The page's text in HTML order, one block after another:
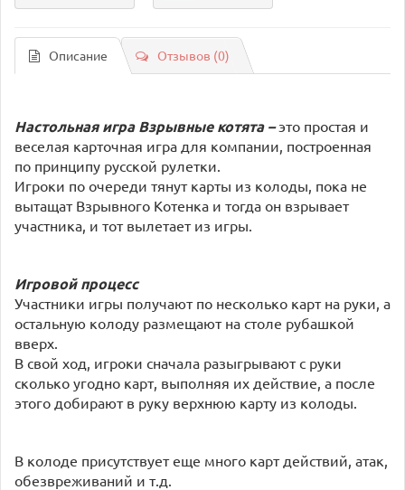
Описание Отзывов (0)
Настольная играВзрывные котята –это простая и
веселая карточная игра для компании, построенная
по принципу русской рулетки.
Игроки по очереди тянут карты из колоды, пока не
вытащат Взрывного Котенка и тогда он взрывает
участника, и тот вылетает из игры.
Игровой процесс
Участники игры получают по несколько карт на руки, а
остальную колоду размещают на столе рубашкой
вверх.
В свой ход, игроки сначала разыгрывают с руки
сколько угодно карт, выполняя их действие, а после
этого добирают в руку верхнюю карту из колоды.
В колоде присутствует еще много карт действий, атак,
обезвреживаний и т.д.